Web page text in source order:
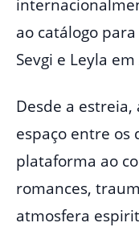
ao catálogo
Sevgi e Leyla em
Desde a
espaço entre os
plataforma ao
romances,
atmosfera